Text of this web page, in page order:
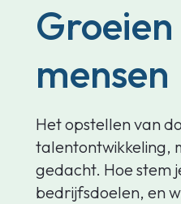
mensen
Het opstellen van
talentontwikkeling,
gedacht. Hoe stem
bedrijfsdoelen, en